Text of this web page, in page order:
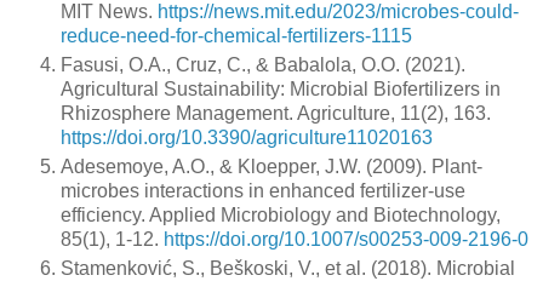
MIT News. https://news.mit.edu/2023/microbes-could-
reduce-need-for-chemical-fertilizers-1115
Fasusi, O.A., Cruz, C., & Babalola, O.O. (2021).
Agricultural Sustainability: Microbial Biofertilizers in
Rhizosphere Management. Agriculture, 11(2), 163.
https://doi.org/10.3390/agriculture11020163
Adesemoye, A.O., & Kloepper, J.W. (2009). Plant-
microbes interactions in enhanced fertilizer-use
efficiency. Applied Microbiology and Biotechnology,
85(1), 1-12. https://doi.org/10.1007/s00253-009-2196-0
Stamenković, S., Beškoski, V., et al. (2018). Microbial